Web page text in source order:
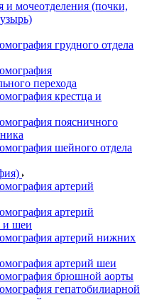
и мочеотделения (почки,
грудного отдела
перехода
крестца и
поясничного
шейного отдела
артерий
артерий
и шеи
артерий нижних
артерий шеи
брюшной аорты
гепатобилиарной